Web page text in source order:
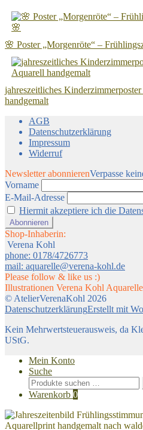
🌸 Poster „Morgenröte“ –
jahreszeitliches
handgemalt
AGB
Datenschutzerklärung
Impressum
Widerruf
Newsletter abonnierenVerpasse
Vorname
E-Mail-Adresse
Hiermit akzeptiere ich die
Shop-Inhaberin:
Verena Kohl
phone: 0178/4726773
mail: aquarelle@verena-kohl.de
Please follow & like us :)
Illustrationen Verena Kohl Aquarelle
© AtelierVerenaKohl 2026
DatenschutzerklärungErstellt mit
Kein Mehrwertsteuerausweis, da
UStG.
Mein Konto
Suche
Suchen
nach:
Warenkorb 0